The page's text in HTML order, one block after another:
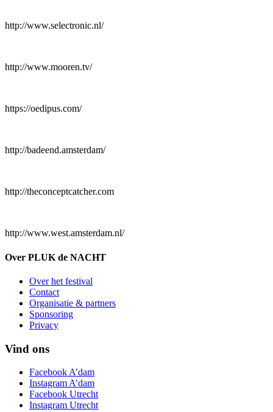
http://www.selectronic.nl/
http://www.mooren.tv/
https://oedipus.com/
http://badeend.amsterdam/
http://theconceptcatcher.com
http://www.west.amsterdam.nl/
Over PLUK de NACHT
Over het festival
Contact
Organisatie & partners
Sponsoring
Privacy
Vind ons
Facebook A’dam
Instagram A’dam
Facebook Utrecht
Instagram Utrecht